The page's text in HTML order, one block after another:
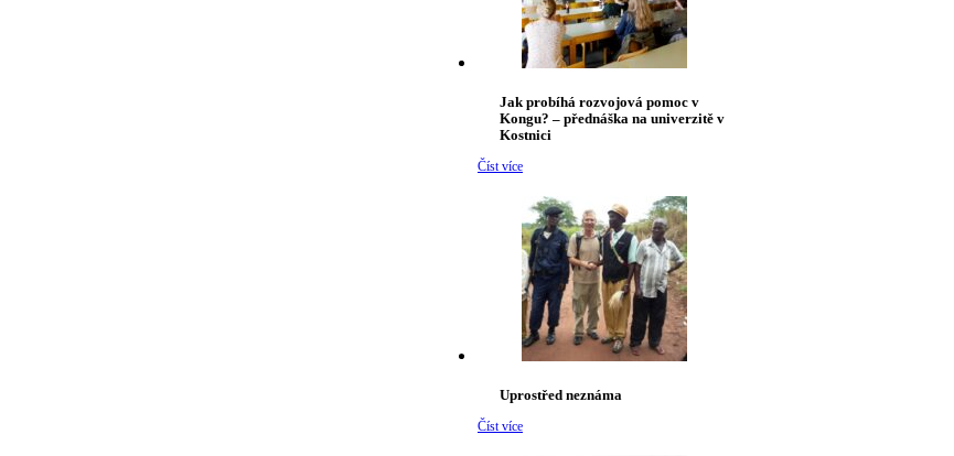
Jak probíhá rozvojová pomoc v
Kongu? – přednáška na univerzitě v
Kostnici
Číst více
Uprostřed neznáma
Číst více